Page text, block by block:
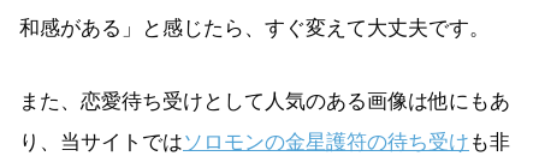
和感がある」と感じたら、すぐ変えて大丈夫です。
また、恋愛待ち受けとして人気のある画像は他にもあ
り、当サイトではソロモンの金星護符の待ち受け も非